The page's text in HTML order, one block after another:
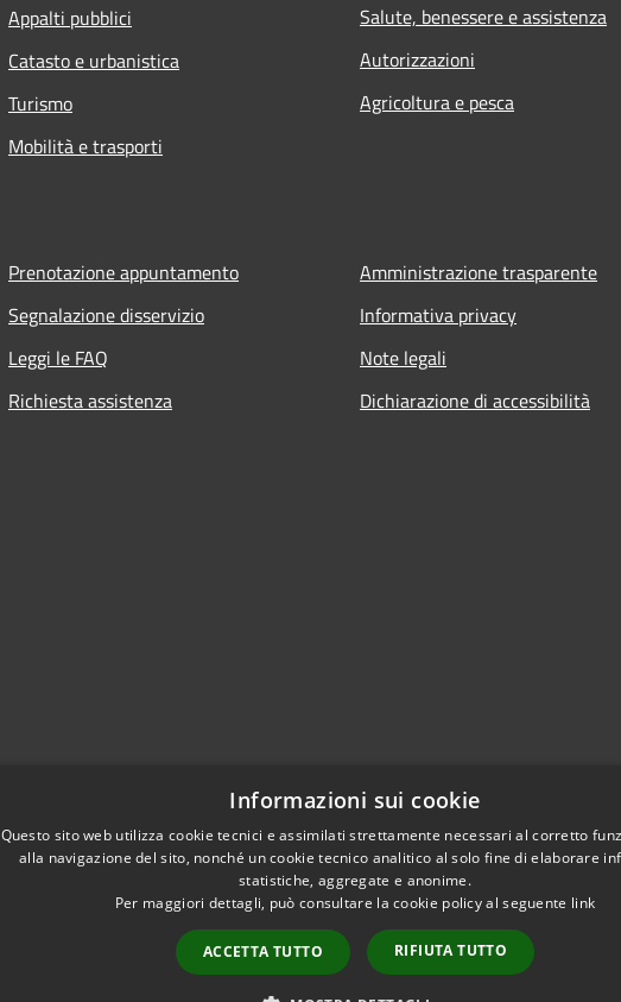
Appalti pubblici
Catasto e urbanistica
Turismo
Mobilità e trasporti
Salute, benessere e assistenza
Autorizzazioni
Agricoltura e pesca
Prenotazione appuntamento
Segnalazione disservizio
Leggi le FAQ
Richiesta assistenza
Amministrazione trasparente
Informativa privacy
Note legali
Dichiarazione di accessibilità
Copyright © 2026 •
Informazioni sui cookie
Questo sito web utilizza cookie tecnici e assimilati strettamente necessari al corretto
alla navigazione del sito, nonché un cookie tecnico analitico al solo fine di elaborare
statistiche, aggregate e anonime.
Per maggiori dettagli, può consultare la cookie policy al seguente link
ACCETTA TUTTO RIFIUTA TUTTO